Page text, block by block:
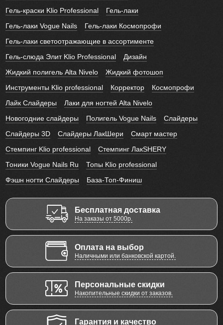
Гель-краски Klio Professional
Гель-лаки
Гель-лаки Vogue Nails
Гель-лаки Космопрофи
Гель-лаки светоотражающие в ассортименте
Гель-слюда Элит Klio Professional
Дизайн
Жидкий полигель Alta Nivelo
Жидкий фотошоп
Инструменты Klio professional
Корректор
Космопрофи
Лайк Слайдеры
Лаки для ногтей Alta Nivelo
Новогодние слайдеры
Полигель Vogue Nails
Слайдеры
Слайдеры 3D
Слайдеры ЛакШери
Смарт мастер
Стемпинг Klio professional
Стемпинг ЛакSHERY
Тоники Vogue Nails Ru
Топы Klio professional
Фэшн ногти Слайдеры
База-Топ-Финиш
Бесплатная доставка
На заказы от 5000р.
Оплата на выбор
Наличными или банковской картой.
Персональные скидки
Накопительные скидки от заказов.
Гарантия и качество